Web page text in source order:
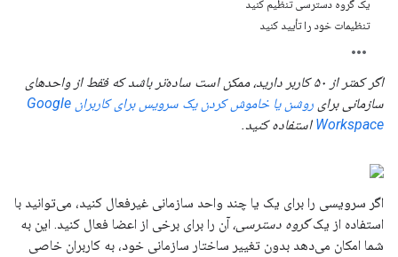
یک گروه دسترسی تنظیم کنید
تنظیمات خود را تأیید کنید
اگر کمتر از ۵۰ کاربر دارید، ممکن است ساده‌تر باشد که فقط از واحدهای
سازمانی برای
روشن یا خاموش کردن یک سرویس برای کاربران Google
Workspace استفاده کنید.
اگر سرویسی را برای یک یا چند واحد سازمانی غیرفعال کنید، می‌توانید با
استفاده از یکگروه دسترسی،آن را برای برخی از اعضا فعال کنید. این به
شما امکان می‌دهد بدون تغییر ساختار سازمانی خود، به کاربران خاصی